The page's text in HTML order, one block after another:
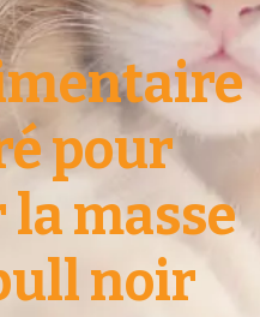
pour
masse
noir